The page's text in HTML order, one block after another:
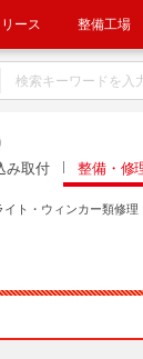
ース 整備工場
み取付 整備・修
イト・ウィンカー類修理